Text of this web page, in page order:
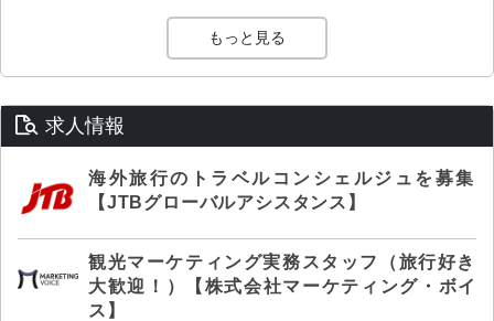
もっと見る
求人情報
海外旅行のトラベルコンシェルジュを募集
【JTBグローバルアシスタンス】
観光マーケティング実務スタッフ（旅行好き
大歓迎！）【株式会社マーケティング・ボイ
ス】